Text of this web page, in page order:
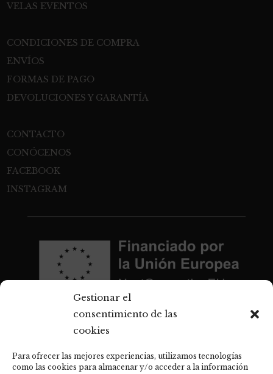
Gestionar el
consentimiento de las
cookies
Para ofrecer las mejores experiencias, utilizamos tecnologías
como las cookies para almacenar y/o acceder a la información
VELAS EVENTOS
CONDICIONES DE COMPRA
ENVÍOS
FORMAS DE PAGO
DEVOLUCIONES Y GARANTÍA
CONTACTO
CONÓCENOS
FACEBOOK
INSTAGRAM